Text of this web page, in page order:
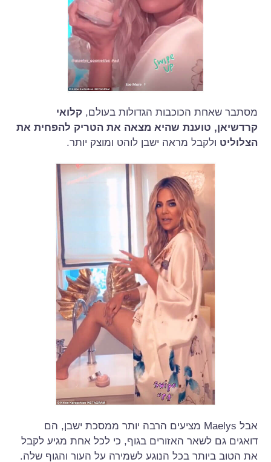
מסתבר שאחת הכוכבות הגדולות בעולם,קלואי
קרדשיאן, טוענת שהיא מצאה את הטריק להפחית את
הצלוליט ולקבל מראה ישבן לוהט ומוצק יותר.
אבל Maelys מציעים הרבה יותר ממסכת ישבן, הם
דואגים גם לשאר האזורים בגוף, כי לכל אחת מגיע לקבל
את הטוב ביותר בכל הנוגע לשמירה על העור והגוף שלה.